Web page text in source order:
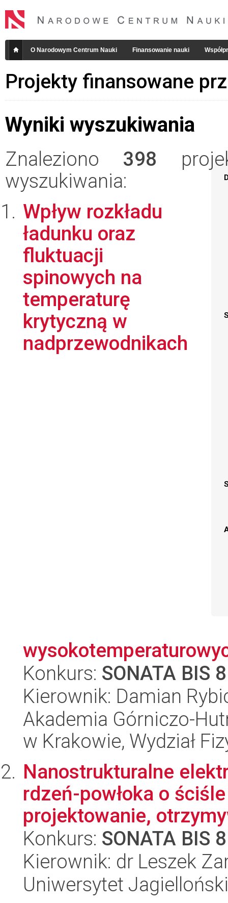
O Narodowym Centrum Nauki Finansowanie nauki
Projekty finansowane
Wyniki wyszukiwania
Znaleziono 398
wyszukiwania:
Wpływ rozkładu
ładunku oraz
fluktuacji
spinowych na
temperaturę
krytyczną w
nadprzewodnikach
Konkurs: SONATA BIS 8
Kierownik: Damian
Akademia Górniczo-
w Krakowie, Wydział
Nanostrukturalne
rdzeń-powłoka o
projektowanie,
Konkurs: SONATA BIS 8
Kierownik: dr Leszek
Uniwersytet